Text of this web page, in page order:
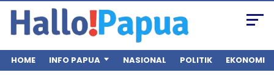
HOME INFO PAPUA NASIONAL POLITIK EKONOMI